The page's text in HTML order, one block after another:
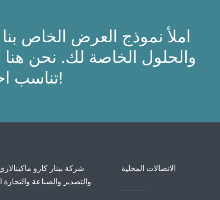
املأ نموذج العرض الخاص
والحلول الخاصة لك. نحن
تناسب احتياجاتك!
شركة بينار كارو
والتصدير والصناعة والتجارة
الاتصالات المحلية